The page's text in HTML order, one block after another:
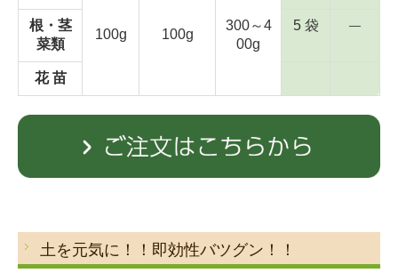
100g 100g
300～4
00g
根・茎
菜類
5 袋 ―
花 苗
土を元気に！！即効性バツグン！！